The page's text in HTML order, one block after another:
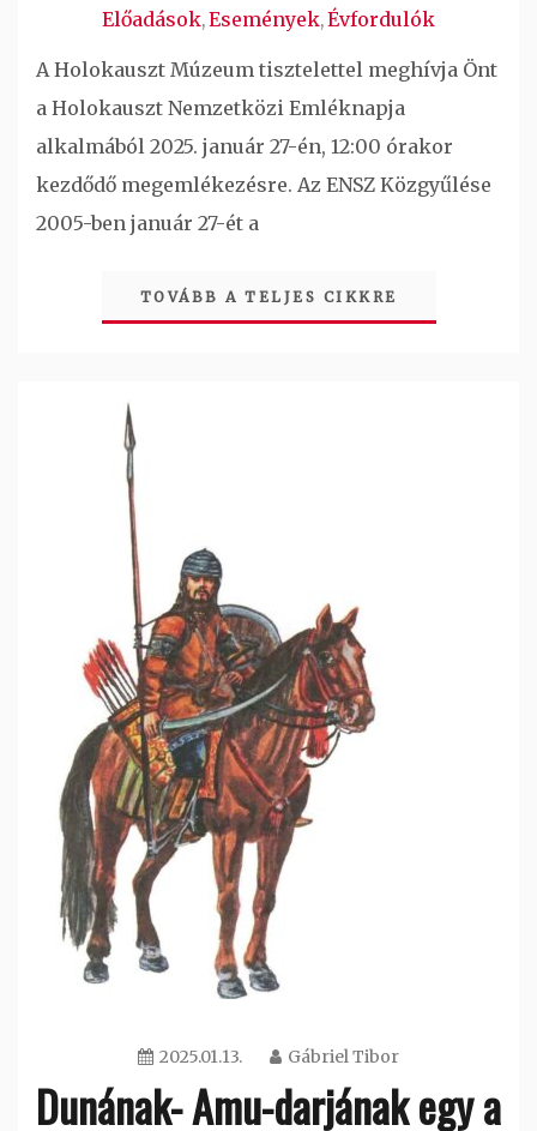
Előadások,Események,Évfordulók
A Holokauszt Múzeum tisztelettel meghívja Önt
a Holokauszt Nemzetközi Emléknapja
alkalmából 2025. január 27-én, 12:00 órakor
kezdődő megemlékezésre. Az ENSZ Közgyűlése
2005-ben január 27-ét a
TOVÁBB A TELJES CIKKRE
2025.01.13. Gábriel Tibor
Dunának- Amu-darjának egy a